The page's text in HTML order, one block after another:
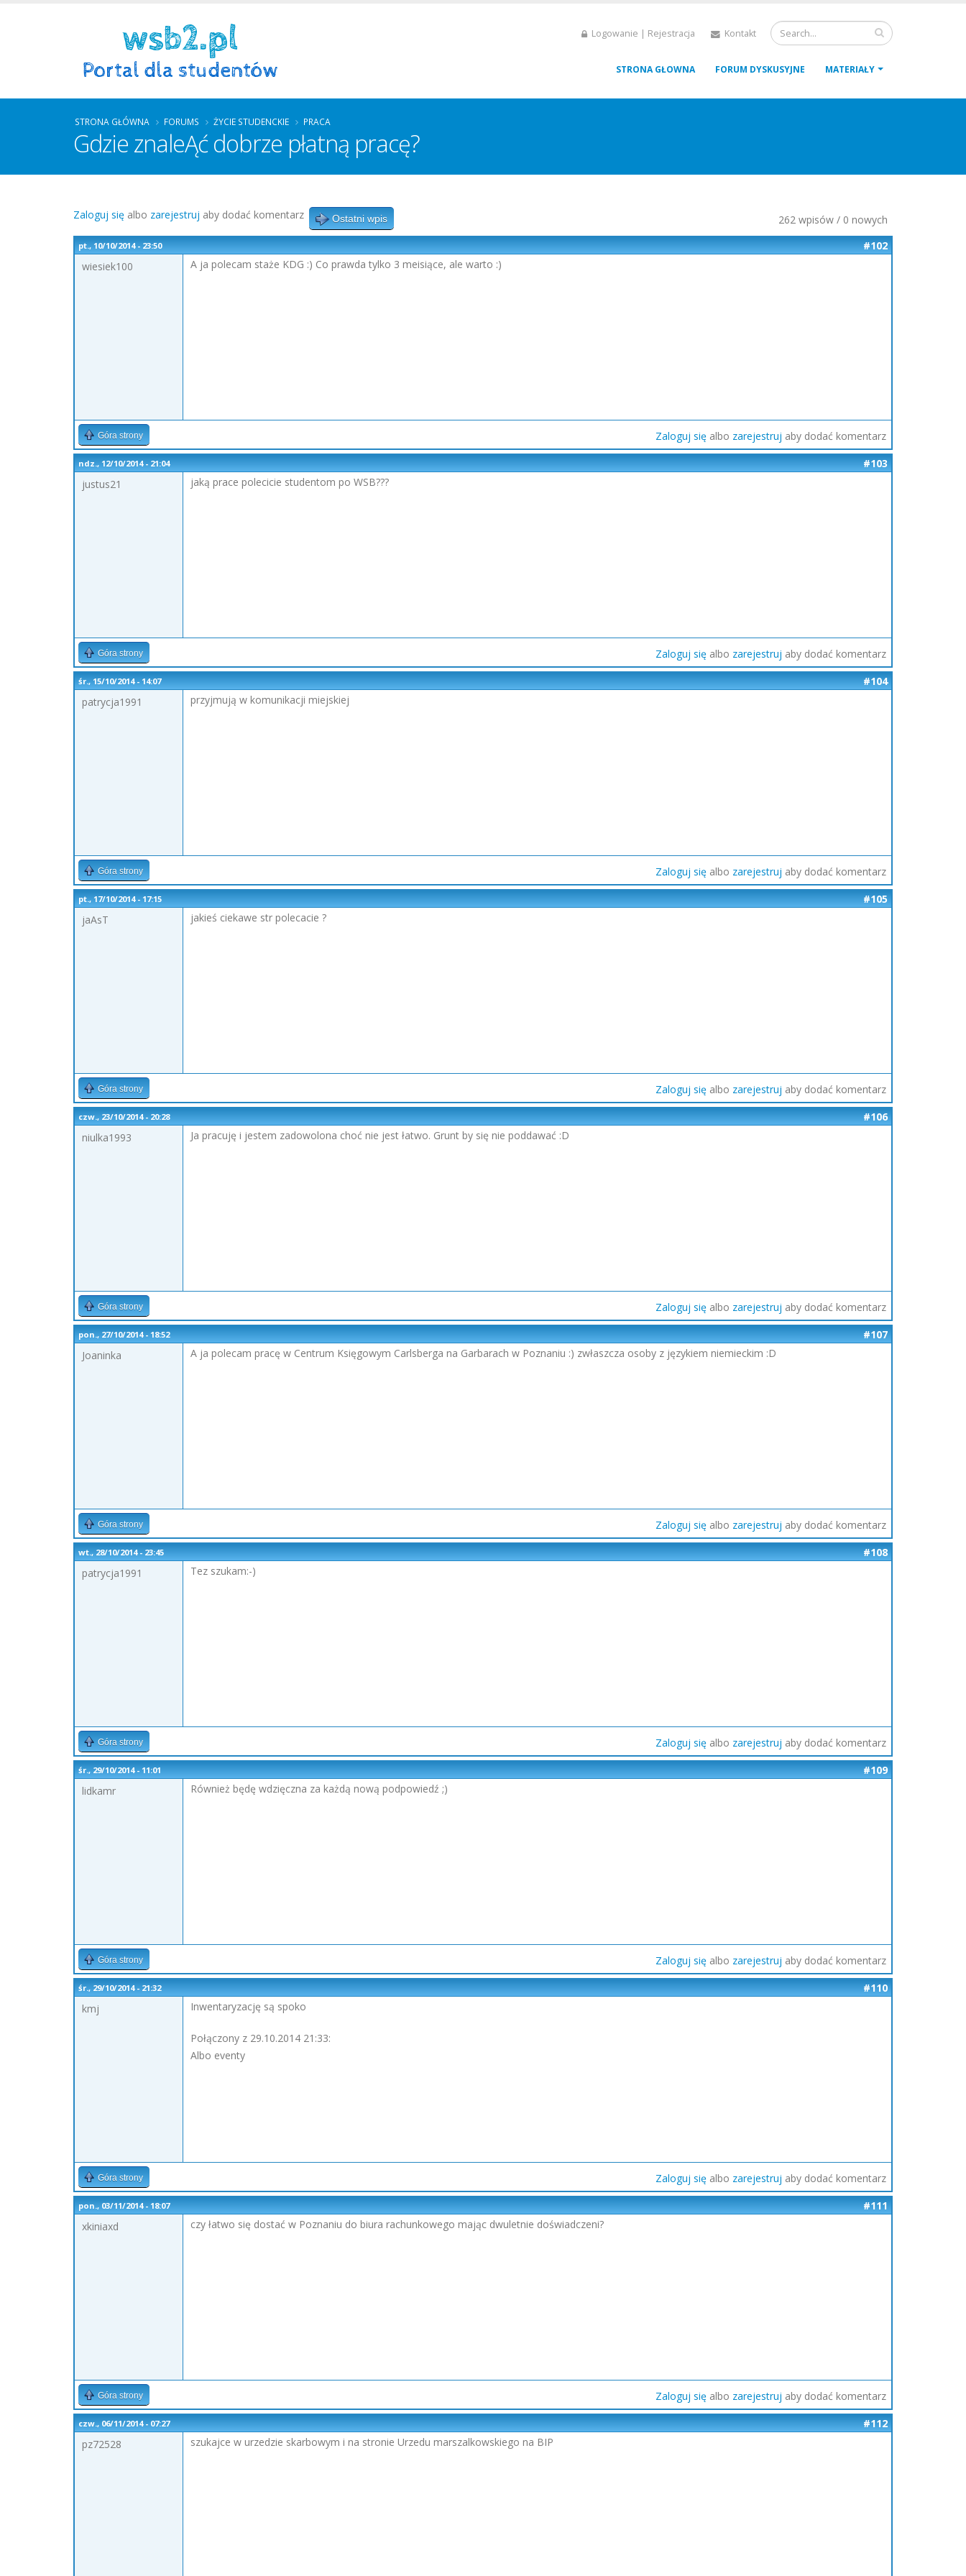
Logowanie | Rejestracja Kontakt
STRONA GŁOWNA FORUM DYSKUSYJNE MATERIAŁY
STRONA GŁÓWNA FORUMS ŻYCIE STUDENCKIE PRACA
Gdzie znaleĄć dobrze płatną pracę?
262 wpisów / 0 nowych
Zaloguj się albo zarejestruj aby dodać komentarz Ostatni wpis
pt., 10/10/2014 - 23:50
#102
wiesiek100
A ja polecam staże KDG :) Co prawda tylko 3 meisiące, ale warto :)
Góra strony Zaloguj się albo zarejestruj aby dodać komentarz
ndz., 12/10/2014 - 21:04
#103
justus21
jaką prace polecicie studentom po WSB???
Góra strony Zaloguj się albo zarejestruj aby dodać komentarz
śr., 15/10/2014 - 14:07
#104
patrycja1991
przyjmują w komunikacji miejskiej
Góra strony Zaloguj się albo zarejestruj aby dodać komentarz
pt., 17/10/2014 - 17:15
#105
jaAsT
jakieś ciekawe str polecacie ?
Góra strony Zaloguj się albo zarejestruj aby dodać komentarz
czw., 23/10/2014 - 20:28
#106
niulka1993
Ja pracuję i jestem zadowolona choć nie jest łatwo. Grunt by się nie poddawać :D
Góra strony Zaloguj się albo zarejestruj aby dodać komentarz
pon., 27/10/2014 - 18:52
#107
Joaninka
A ja polecam pracę w Centrum Księgowym Carlsberga na Garbarach w Poznaniu :) zwłaszcza osoby z językiem niemieckim :D
Góra strony Zaloguj się albo zarejestruj aby dodać komentarz
wt., 28/10/2014 - 23:45
#108
patrycja1991
Tez szukam:-)
Góra strony Zaloguj się albo zarejestruj aby dodać komentarz
śr., 29/10/2014 - 11:01
#109
lidkamr
Również będę wdzięczna za każdą nową podpowiedź ;)
Góra strony Zaloguj się albo zarejestruj aby dodać komentarz
śr., 29/10/2014 - 21:32
#110
kmj
Inwentaryzację są spoko
Połączony z 29.10.2014 21:33:
Albo eventy
Góra strony Zaloguj się albo zarejestruj aby dodać komentarz
pon., 03/11/2014 - 18:07
#111
xkiniaxd
czy łatwo się dostać w Poznaniu do biura rachunkowego mając dwuletnie doświadczeni?
Góra strony Zaloguj się albo zarejestruj aby dodać komentarz
czw., 06/11/2014 - 07:27
#112
pz72528
szukajce w urzedzie skarbowym i na stronie Urzedu marszalkowskiego na BIP